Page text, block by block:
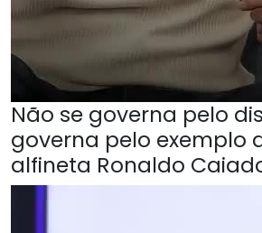
Não se governa pelo
governa pelo exemplo
alfineta Ronaldo